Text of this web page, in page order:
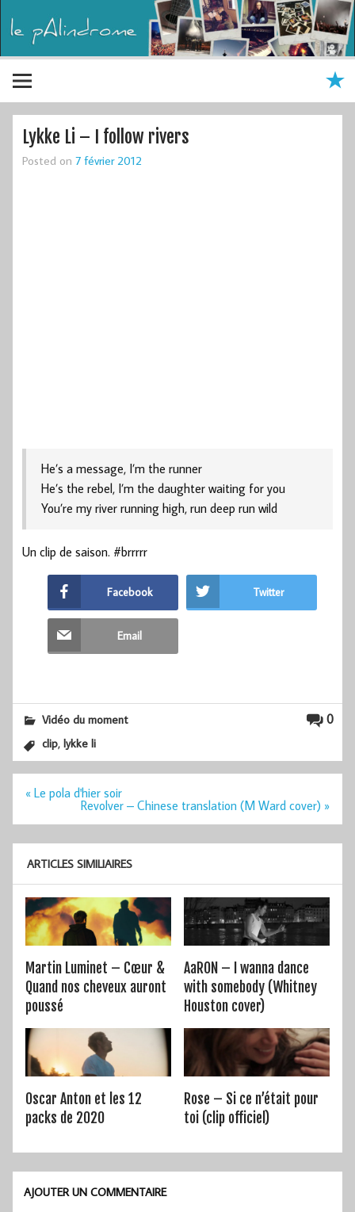
Lykke Li – I follow rivers
Posted on 7 février 2012
He’s a message, I’m the runner
He’s the rebel, I’m the daughter waiting for you
You’re my river running high, run deep run wild
Un clip de saison. #brrrrr
Facebook Twitter
Email
0
Vidéo du moment
clip,lykke li
Navigation
« Le pola d'hier soir
Revolver – Chinese translation (M Ward cover) »
ARTICLES SIMILIAIRES
Martin Luminet – Cœur &
Quand nos cheveux auront
poussé
AaRON – I wanna dance
with somebody (Whitney
Houston cover)
Oscar Anton et les 12
packs de 2020
Rose – Si ce n’était pour
toi (clip officiel)
AJOUTER UN COMMENTAIRE